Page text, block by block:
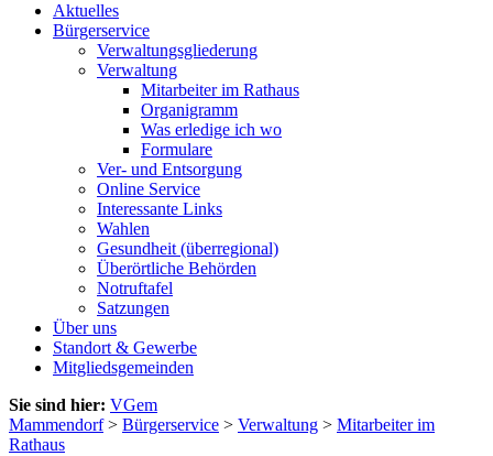
Aktuelles
Bürgerservice
Verwaltungsgliederung
Verwaltung
Mitarbeiter im Rathaus
Organigramm
Was erledige ich wo
Formulare
Ver- und Entsorgung
Online Service
Interessante Links
Wahlen
Gesundheit (überregional)
Überörtliche Behörden
Notruftafel
Satzungen
Über uns
Standort & Gewerbe
Mitgliedsgemeinden
Sie sind hier: VGem
Mammendorf> Bürgerservice > Verwaltung > Mitarbeiter im
Rathaus